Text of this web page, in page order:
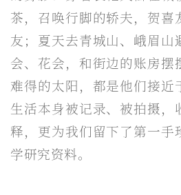
茶，召唤行脚的轿夫，贺喜
友；夏天去青城山、峨眉山
会、花会，和街边的账房摆
难得的太阳，都是他们接近
生活本身被记录、被拍摄，
释，更为我们留下了第一手
学研究资料。